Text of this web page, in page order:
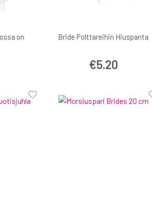
on
Bride Polttareihin Hiuspanta
€5.20